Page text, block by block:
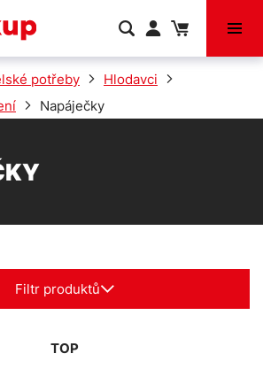
VÝPRODEJ
potřeby
Hlodavci
Napáječky
Filtr produktů
TOP